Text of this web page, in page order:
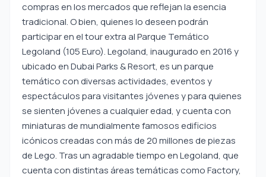
compras en los mercados que reflejan la esencia
tradicional. O bien, quienes lo deseen podrán
participar en el tour extra al Parque Temático
Legoland (105 Euro). Legoland, inaugurado en 2016 y
ubicado en Dubai Parks & Resort, es un parque
temático con diversas actividades, eventos y
espectáculos para visitantes jóvenes y para quienes
se sienten jóvenes a cualquier edad, y cuenta con
miniaturas de mundialmente famosos edificios
icónicos creadas con más de 20 millones de piezas
de Lego. Tras un agradable tiempo en Legoland, que
cuenta con distintas áreas temáticas como Factory,